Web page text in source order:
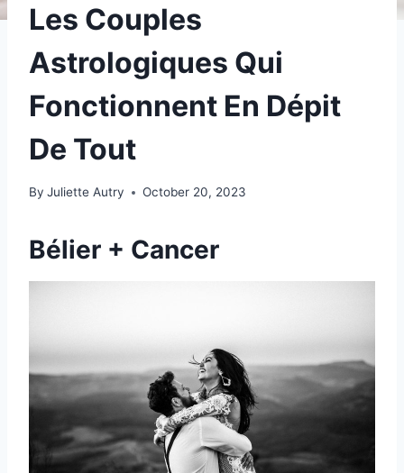
Les Couples
Astrologiques Qui
Fonctionnent En Dépit
De Tout
By Juliette Autry October 20, 2023
Bélier + Cancer